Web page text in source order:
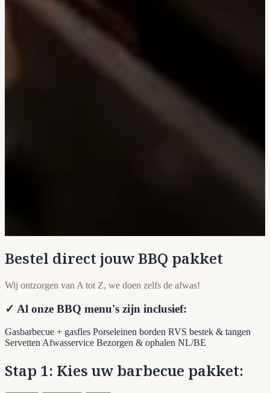
Bestel direct jouw BBQ pakket
Wij ontzorgen van A tot Z, we doen zelfs de afwas!
✓ Al onze BBQ menu's zijn inclusief:
Gasbarbecue + gasfles Porseleinen borden RVS bestek & tangen
ServettenAfwasservice Bezorgen & ophalen NL/BE
Stap 1: Kies uw barbecue pakket: